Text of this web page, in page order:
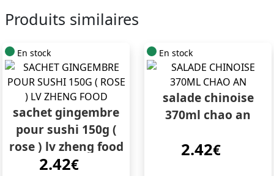
Produits similaires
En stock
sachet gingembre
pour sushi 150g (
rose ) lv zheng food
2.42€
En stock
salade chinoise
370ml chao an
2.42€